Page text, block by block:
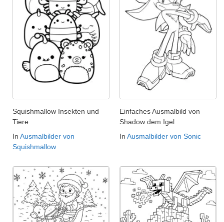
Squishmallow Insekten und
Tiere
In Ausmalbilder von
Squishmallow
Einfaches Ausmalbild von
Shadow dem Igel
In Ausmalbilder von Sonic